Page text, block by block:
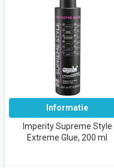
Informatie
Imperity Supreme Style
Extreme Glue, 200 ml